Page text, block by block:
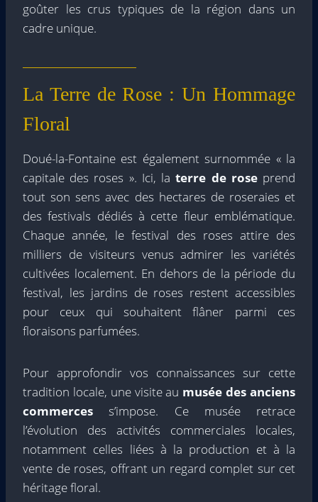
goûter les crus typiques de la région dans un
cadre unique.
La Terre de Rose : Un Hommage
Floral
Doué-la-Fontaine est également surnommée « la
capitale des roses ». Ici, laterre de roseprend
tout son sens avec des hectares de roseraies et
des festivals dédiés à cette fleur emblématique.
Chaque année, le festival des roses attire des
milliers de visiteurs venus admirer les variétés
cultivées localement. En dehors de la période du
festival, les jardins de roses restent accessibles
pour ceux qui souhaitent flâner parmi ces
floraisons parfumées.
Pour approfondir vos connaissances sur cette
tradition locale, une visite au musée des anciens
commerces s’impose. Ce musée retrace
l’évolution des activités commerciales locales,
notamment celles liées à la production et à la
vente de roses, offrant un regard complet sur cet
héritage floral.